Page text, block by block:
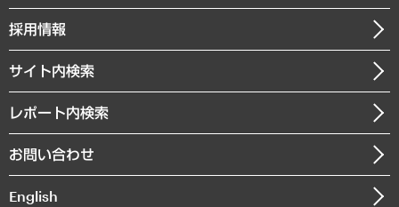
GRC（ガバナンス・リスク・コンプライアンス）・防災（政策）
経済・産業・雇用・労働
まちづくり・観光・交通・スポーツ・スマートシティ
自然資源・農林水産業・食料システム
経営用語集
受託・受注実績（官公庁関連）
メディア掲載・出演
社長メッセージ
会社概要
沿革
組織図・本部部室紹介
インドネシア現地法人
ニュースリリース
お知らせ
採用情報
サイト内検索
レポート内検索
お問い合わせ
English